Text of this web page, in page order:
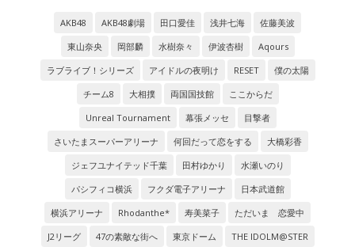
AKB48 AKB48劇場 田口愛佳 浅井七海
佐藤美波
東山奈央
岡部麟 水樹奈々 伊波杏樹
Aqours
ラブライブ！シリーズ
アイドルの夜明け RESET
僕の太陽
チーム8
大相撲 両国国技館
ここからだ
Unreal Tournament
幕張メッセ
目撃者
さいたまスーパーアリーナ
何回だって恋をする
大橋彩香
ジェフユナイテッド千葉
田村ゆかり
水瀬いのり
パシフィコ横浜
フクダ電子アリーナ
日本武道館
横浜アリーナ
Rhodanthe* 寿美菜子
ただいま 恋愛中
J2リーグ
47の素敵な街へ 東京ドーム
THE IDOLM@STER